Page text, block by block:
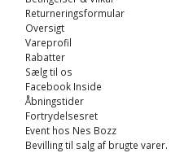
Returneringsformular
Oversigt
Vareprofil
Rabatter
Sælg til os
Facebook Inside
Åbningstider
Fortrydelsesret
Event hos Nes Bozz
Bevilling til salg af brugte varer.